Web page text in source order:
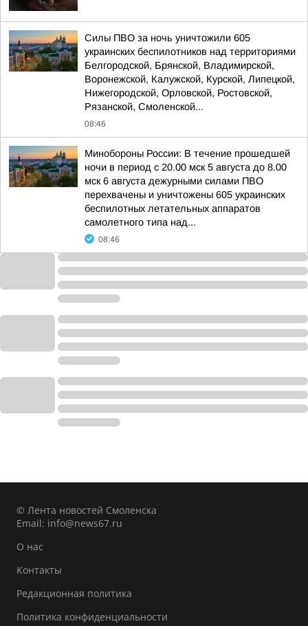
Силы ПВО за ночь уничтожили 605
украинских беспилотников над территориями
Белгородской, Брянской, Владимирской,
Воронежской, Калужской, Курской, Липецкой,
Нижегородской, Орловской, Ростовской,
Рязанской, Смоленской...
08:46
Минобороны России: В течение прошедшей
ночи в период с 20.00 мск 5 августа до 8.00
мск 6 августа дежурными силами ПВО
перехвачены и уничтожены 605 украинских
беспилотных летательных аппаратов
самолетного типа над...
08:46
© Лента новостей Смоленска
Email: info@news67.ru
О нас
Контакты
Редакционная политика
Политика конфиденциальности